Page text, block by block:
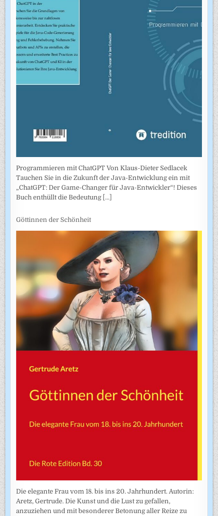
Programmieren mit ChatGPT Von Klaus-Dieter Sedlacek
Tauchen Sie in die Zukunft der Java-Entwicklung ein mit
„ChatGPT: Der Game-Changer für Java-Entwickler“! Dieses
Buch enthüllt die Bedeutung [...]
Göttinnen der Schönheit
Die elegante Frau vom 18. bis ins 20. Jahrhundert. Autorin:
Aretz, Gertrude. Die Kunst und die Lust zu gefallen,
anzuziehen und mit besonderer Betonung aller Reize zu